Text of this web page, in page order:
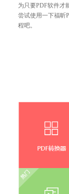
为只要PDF软件才
尝试使用一下福昕
程吧。